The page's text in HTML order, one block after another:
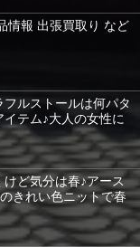
情報 出張買取り など
フルストールは何パタ
テム♪大人の女性に
ど気分は春♪アース
きれい色ニットで春